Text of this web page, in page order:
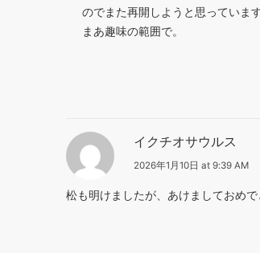
のでまた再開しようと思っています
まあ趣味の範囲で。
イクチオサウルス
2026年1月10日 at 9:39 AM
松も明けましたが、あけましておめで